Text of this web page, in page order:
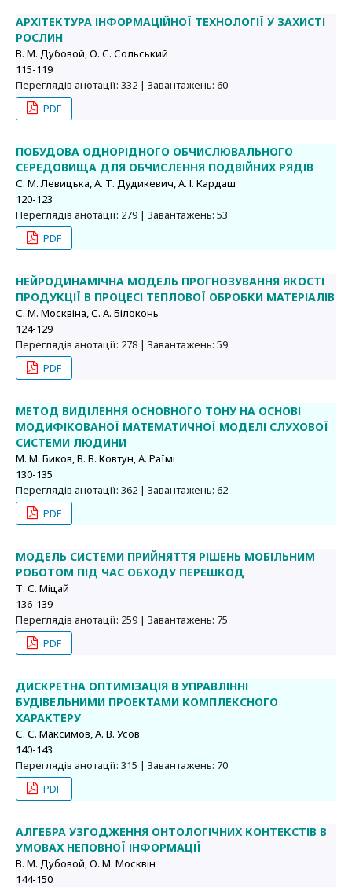
АРХІТЕКТУРА ІНФОРМАЦІЙНОЇ ТЕХНОЛОГІЇ У ЗАХИСТІ
РОСЛИН
В. М. Дубовой, О. С. Сольський
115-119
Переглядів анотації: 332 | Завантажень: 60
PDF
ПОБУДОВА ОДНОРІДНОГО ОБЧИСЛЮВАЛЬНОГО
СЕРЕДОВИЩА ДЛЯ ОБЧИСЛЕННЯ ПОДВІЙНИХ РЯДІВ
С. М. Левицька, А. Т. Дудикевич, А. І. Кардаш
120-123
Переглядів анотації: 279 | Завантажень: 53
PDF
НЕЙРОДИНАМІЧНА МОДЕЛЬ ПРОГНОЗУВАННЯ ЯКОСТІ
ПРОДУКЦІЇ В ПРОЦЕСІ ТЕПЛОВОЇ ОБРОБКИ МАТЕРІАЛІВ
С. М. Москвіна, С. А. Білоконь
124-129
Переглядів анотації: 278 | Завантажень: 59
PDF
МЕТОД ВИДІЛЕННЯ ОСНОВНОГО ТОНУ НА ОСНОВІ
МОДИФІКОВАНОЇ МАТЕМАТИЧНОЇ МОДЕЛІ СЛУХОВОЇ
СИСТЕМИ ЛЮДИНИ
М. М. Биков, В. В. Ковтун, А. Раїмі
130-135
Переглядів анотації: 362 | Завантажень: 62
PDF
МОДЕЛЬ СИСТЕМИ ПРИЙНЯТТЯ РІШЕНЬ МОБІЛЬНИМ
РОБОТОМ ПІД ЧАС ОБХОДУ ПЕРЕШКОД
Т. С. Міцай
136-139
Переглядів анотації: 259 | Завантажень: 75
PDF
ДИСКРЕТНА ОПТИМІЗАЦІЯ В УПРАВЛІННІ
БУДІВЕЛЬНИМИ ПРОЕКТАМИ КОМПЛЕКСНОГО
ХАРАКТЕРУ
С. С. Максимов, А. В. Усов
140-143
Переглядів анотації: 315 | Завантажень: 70
PDF
АЛГЕБРА УЗГОДЖЕННЯ ОНТОЛОГІЧНИХ КОНТЕКСТІВ В
УМОВАХ НЕПОВНОЇ ІНФОРМАЦІЇ
В. М. Дубовой, О. М. Москвін
144-150